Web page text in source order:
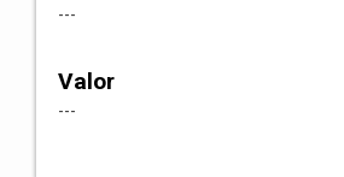
---
Valor
---